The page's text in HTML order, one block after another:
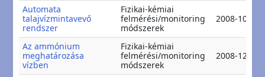
Automata
talajvízmintavevő
rendszer
Fizikai-kémiai
felmérési/monitoring
módszerek
2008-10-15
Az ammónium
meghatározása
vízben
Fizikai-kémiai
felmérési/monitoring
módszerek
2008-12-01